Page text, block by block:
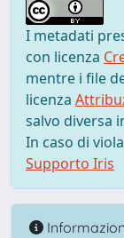
I metadati
con licenza
mentre i file
licenza
salvo diversa
In caso di
Supporto Iris